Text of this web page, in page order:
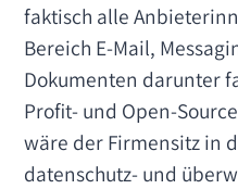
faktisch alle
Bereich E-Mail,
Dokumenten darunter
Profit- und Open-
wäre der Firmensitz in
datenschutz- und